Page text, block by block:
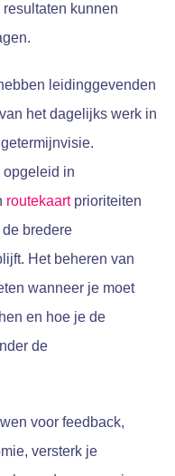
kunnen
leidinggevenden
het dagelijks werk in
opgeleid in
routekaartprioriteiten
bredere
Het beheren van
wanneer je moet
en hoe je de
de
voor feedback,
versterk je